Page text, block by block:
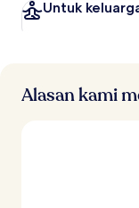
Untuk
Alasan kami